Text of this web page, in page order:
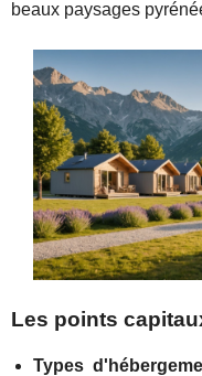
beaux paysages
Les points
Types